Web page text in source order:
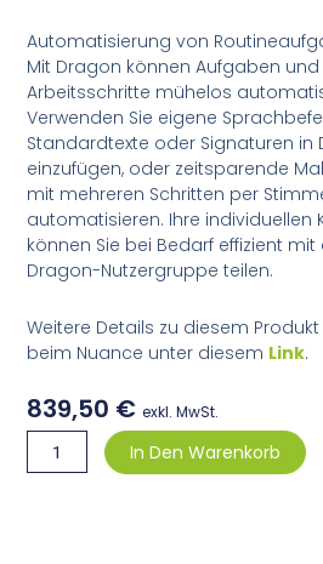
Automatisierung von
Mit Dragon können Aufgaben
Arbeitsschritte mühelos
Verwenden Sie eigene
Standardtexte oder Signaturen in
einzufügen, oder zeitsparende
mit mehreren Schritten per
automatisieren. Ihre individuellen
können Sie bei Bedarf effizient
Dragon-Nutzergruppe teilen.
Weitere Details zu diesem
beim Nuance unter diesem Link.
839,50 € exkl. MwSt.
DPG
16
In Den Warenkorb